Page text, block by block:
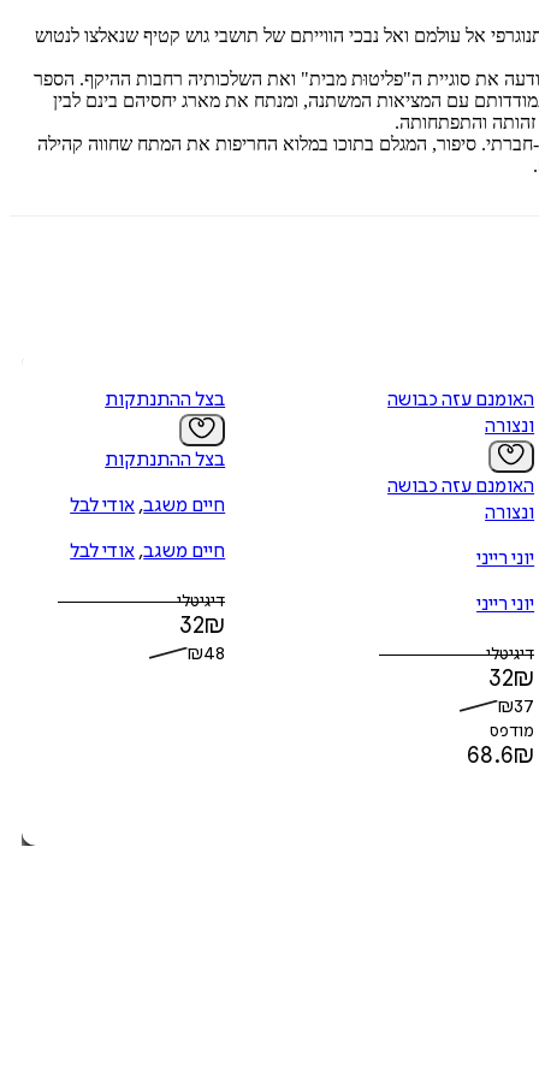
אל עולמם ואל נבכי הווייתם של תושבי גוש קטיף שנאלצו לנטוש
את סוגיית ה"פליטוּת מבית" ואת השלכותיה רחבות ההיקף. הספר
עם המציאות המשתנה, ומנתח את מארג יחסיהם בינם לבין
והתפתחותה.
סיפור, המגלם בתוכו במלוא החריפות את המתח שחווה קהילה
האומנם עזה כבושה
ונצורה
האומנם עזה כבושה
ונצורה
יוני רייני
יוני רייני
דיגיטלי
32₪
₪37
מודפס
68.6₪
בצל ההתנתקות
בצל ההתנתקות
חיים משגב, אודי לבל
חיים משגב, אודי לבל
דיגיטלי
32₪
₪48